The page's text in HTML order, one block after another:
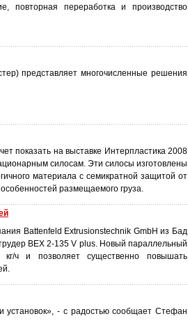
повторная переработка и производство
представляет многочисленные решения
показать на выставке Интерпластика 2008
силосам. Эти силосы изготовлены
материала с семикратной защитой от
размещаемого груза.
Battenfeld Extrusionstechnik GmbH из Бад
ВЕХ 2-135 V plus. Новый параллельный
кг/ч и позволяет существенно повышать
установок», - с радостью сообщает Стефан